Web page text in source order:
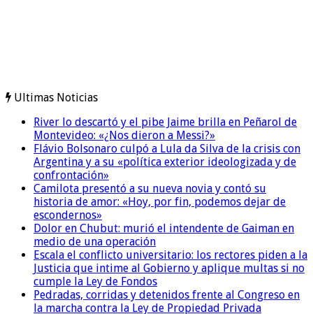
Ultimas Noticias
River lo descartó y el pibe Jaime brilla en Peñarol de
Montevideo: «¿Nos dieron a Messi?»
Flávio Bolsonaro culpó a Lula da Silva de la crisis con
Argentina y a su «política exterior ideologizada y de
confrontación»
Camilota presentó a su nueva novia y contó su
historia de amor: «Hoy, por fin, podemos dejar de
escondernos»
Dolor en Chubut: murió el intendente de Gaiman en
medio de una operación
Escala el conflicto universitario: los rectores piden a la
Justicia que intime al Gobierno y aplique multas si no
cumple la Ley de Fondos
Pedradas, corridas y detenidos frente al Congreso en
la marcha contra la Ley de Propiedad Privada